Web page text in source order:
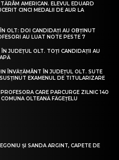
AMERICAN. ELEVUL EDUARD
CINCI MEDALII DE AUR LA
OLT: DOI CANDIDAȚI AU OBȚINUT
AU LUAT NOTE PESTE 7
JUDEȚUL OLT. TOȚI CANDIDAȚII AU
ÎNVĂȚĂMÂNT ÎN JUDEȚUL OLT. SUTE
EXAMENUL DE TITULARIZARE
CARE PARCURGE ZILNIC 140
OLTEANĂ FĂGEȚELU
ȘI SANDA ARGINT, CAPETE DE